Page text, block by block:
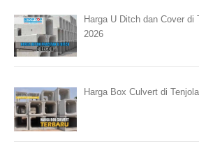
Harga U Ditch dan Cover di
2026
Harga Box Culvert di